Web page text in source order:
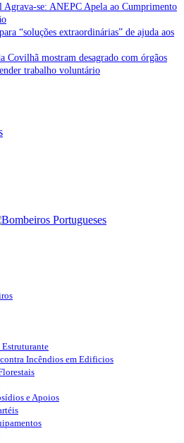
Agrava-se: ANEPC Apela ao Cumprimento
“soluções extraordinárias” de ajuda aos
Covilhã mostram desagrado com órgãos
trabalho voluntário
Incêndios em Edificios
e Apoios